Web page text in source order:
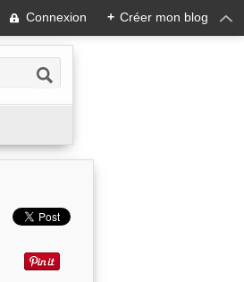
Connexion + Créer mon blog